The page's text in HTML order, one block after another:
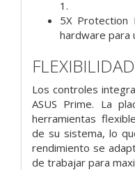
1.
5X Protection
hardware para
FLEXIBILIDAD
Los controles
ASUS Prime. La
herramientas
de su sistema, lo
rendimiento se
de trabajar para